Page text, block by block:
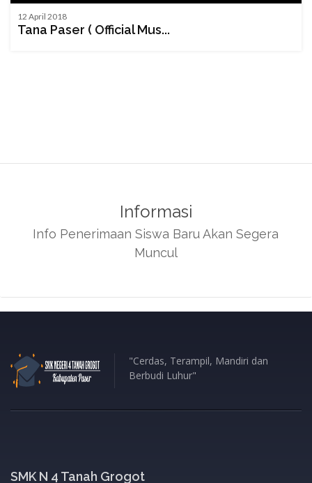
12 April 2018
Tana Paser ( Official Mus...
Informasi
Info Penerimaan Siswa Baru Akan Segera
Muncul
"Cerdas, Terampil, Mandiri dan
Berbudi Luhur"
SMK N 4 Tanah Grogot